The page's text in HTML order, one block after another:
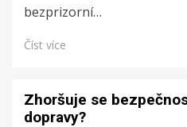
bezprizorní…
Číst více
Zhoršuje se
dopravy?